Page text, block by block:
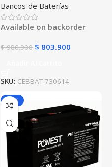
para UPS
Bancos de Baterías
Available on backorder
$980.900 $ 803.900
SKU: CEBBAT-730614
-25%